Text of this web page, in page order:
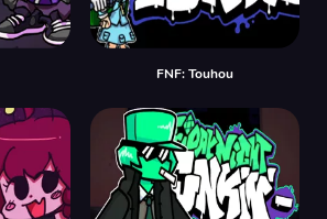
FNF: Touhou